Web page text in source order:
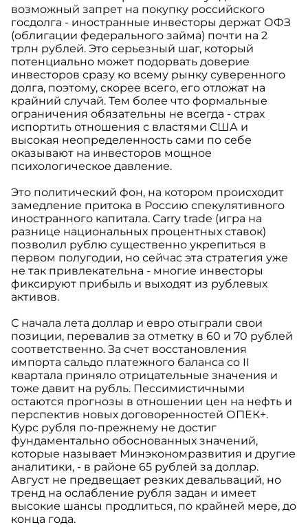
возможный запрет на покупку российского
госдолга - иностранные инвесторы держат ОФЗ
(облигации федерального займа) почти на 2
трлн рублей. Это серьезный шаг, который
потенциально может подорвать доверие
инвесторов сразу ко всему рынку суверенного
долга, поэтому, скорее всего, его отложат на
крайний случай. Тем более что формальные
ограничения обязательны не всегда - страх
испортить отношения с властями США и
высокая неопределенность сами по себе
оказывают на инвесторов мощное
психологическое давление.
Это политический фон, на котором происходит
замедление притока в Россию спекулятивного
иностранного капитала. Carry trade (игра на
разнице национальных процентных ставок)
позволил рублю существенно укрепиться в
первом полугодии, но сейчас эта стратегия уже
не так привлекательна - многие инвесторы
фиксируют прибыль и выходят из рублевых
активов.
С начала лета доллар и евро отыграли свои
позиции, перевалив за отметку в 60 и 70 рублей
соответственно. За счет восстановления
импорта сальдо платежного баланса со II
квартала приняло отрицательные значения и
тоже давит на рубль. Пессимистичными
остаются прогнозы в отношении цен на нефть и
перспектив новых договоренностей ОПЕК+.
Курс рубля по-прежнему не достиг
фундаментально обоснованных значений,
которые называет Минэкономразвития и другие
аналитики, - в районе 65 рублей за доллар.
Август не предвещает резких девальваций, но
тренд на ослабление рубля задан и имеет
высокие шансы продлиться, по крайней мере, до
конца года.